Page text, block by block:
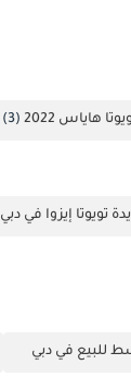
هاياس 2022 (3)
تويوتا إيزوا في دبي
للبيع في دبي